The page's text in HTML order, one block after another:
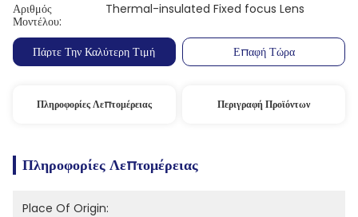
Αριθμός
Μοντέλου:
Thermal-insulated Fixed focus Lens
Πάρτε Την Καλύτερη Τιμή Επαφή Τώρα
Πληροφορίες Λεπτομέρειας Περιγραφή Προϊόντων
Πληροφορίες Λεπτομέρειας
Place Of Origin: